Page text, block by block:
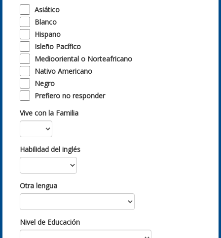
Asiático
Blanco
Hispano
Isleño Pacífico
Mediooriental o Norteafricano
Nativo Americano
Negro
Prefiero no responder
Vive con la Familia
Habilidad del inglés
Otra lengua
Nivel de Educación